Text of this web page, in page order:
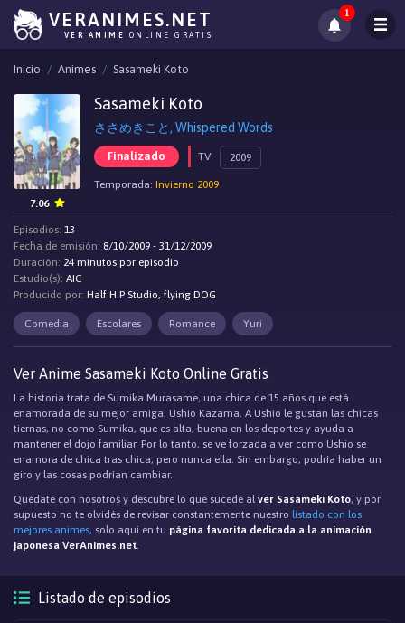
VERANIMES.NET
VER ANIME ONLINE GRATIS
1
Inicio Animes Sasameki Koto
Sasameki Koto
ささめきこと, Whispered Words
Finalizado TV 2009
Temporada: Invierno 2009
7.06
Episodios: 13
Fecha de emisión: 8/10/2009 - 31/12/2009
Duración: 24 minutos por episodio
Estudio(s): AIC
Producido por: Half H.P Studio, flying DOG
Comedia Escolares Romance Yuri
Ver Anime Sasameki Koto Online Gratis
La historia trata de Sumika Murasame, una chica de 15 años que está
enamorada de su mejor amiga, Ushio Kazama. A Ushio le gustan las chicas
tiernas, no como Sumika, que es alta, buena en los deportes y ayuda a
mantener el dojo familiar. Por lo tanto, se ve forzada a ver como Ushio se
enamora de chica tras chica, pero nunca ella. Sin embargo, podría haber un
giro y las cosas podrían cambiar.
Quédate con nosotros y descubre lo que sucede alver Sasameki Koto, y por
supuesto no te olvidés de revisar constantemente nuestro listado con los
mejores animes, solo aqui en tu página favorita dedicada a la animación
japonesa VerAnimes.net.
Listado de episodios